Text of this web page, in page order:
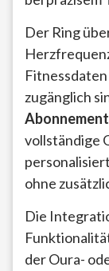
Der Ring
zugänglich
vollständige
ohne
Die
der Oura-